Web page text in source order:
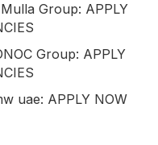
Group: APPLY
Group: APPLY
uae: APPLY NOW